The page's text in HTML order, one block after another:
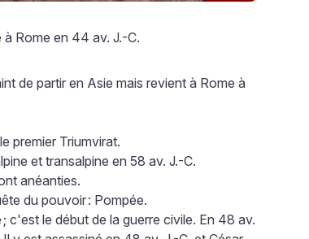
à Rome en 44 av. J.-C.
de partir en Asie mais revient à Rome à
premier Triumvirat.
et transalpine en 58 av. J.-C.
anéanties.
du pouvoir: Pompée.
; c'est le début de la guerre civile. En 48 av.